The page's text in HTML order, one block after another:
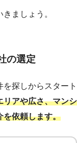
ましょう。
の選定
探しからスタート
リアや広さ、マンシ
を依頼します。